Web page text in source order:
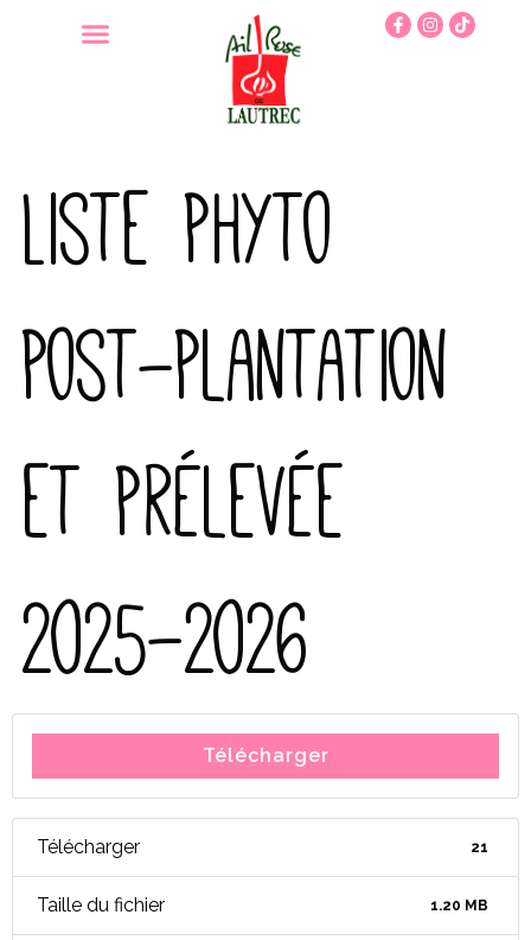
Liste phyto
post-plantation
et prélevée
2025-2026
Télécharger
Télécharger 21
Taille du fichier 1.20 MB